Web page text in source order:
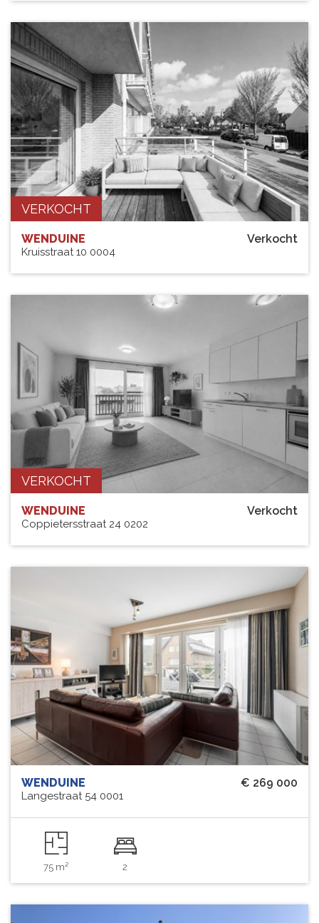
VERKOCHT
Verkocht
WENDUINE
Kruisstraat 10 0004
VERKOCHT
Verkocht
WENDUINE
Coppietersstraat 24 0202
€ 269 000
WENDUINE
Langestraat 54 0001
75 m² 2